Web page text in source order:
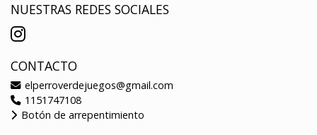
NUESTRAS REDES SOCIALES
CONTACTO
elperroverdejuegos@gmail.com
1151747108
Botón de arrepentimiento